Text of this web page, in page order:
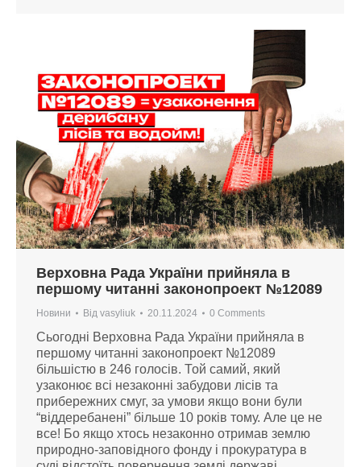
Верховна Рада України прийняла в
першому читанні законопроект №12089
Новини Від vasyliuk 20.11.2024 0 Comments
Сьогодні Верховна Рада України прийняла в
першому читанні законопроект №12089
більшістю в 246 голосів. Той самий, який
узаконює всі незаконні забудови лісів та
прибережних смуг, за умови якщо вони були
“віддеребанені” більше 10 років тому. Але це не
все! Бо якщо хтось незаконно отримав землю
природно-заповідного фонду і прокуратура в